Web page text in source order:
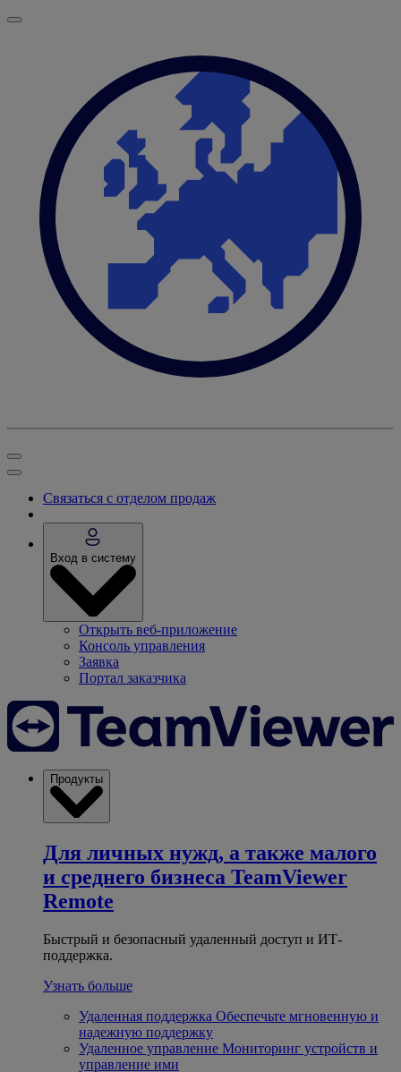
Связаться с отделом продаж
Вход в систему
Открыть веб-приложение
Консоль управления
Заявка
Портал заказчика
Продукты
Для личных нужд, а также малого
и среднего бизнеса TeamViewer
Remote
Быстрый и безопасный удаленный доступ и ИТ-
поддержка.
Узнать больше
Удаленная поддержка Обеспечьте мгновенную и
надежную поддержку
Удаленное управление Мониторинг устройств и
управление ими